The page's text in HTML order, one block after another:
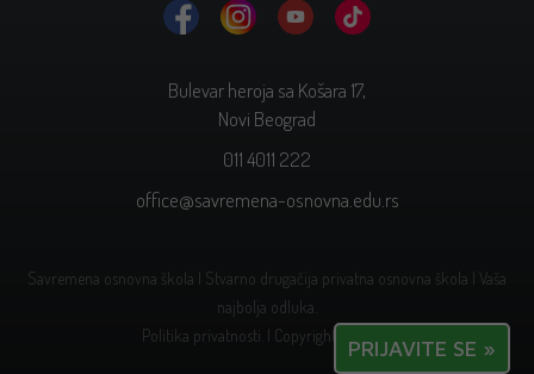
Bulevar heroja sa Košara 17,
Novi Beograd
011 4011 222
office@savremena-osnovna.edu.rs
Savremena osnovna škola | Stvarno drugačija privatna osnovna škola | Vaša
najbolja odluka.
Politika privatnosti. | Copyright © 2026.
PRIJAVITE SE »